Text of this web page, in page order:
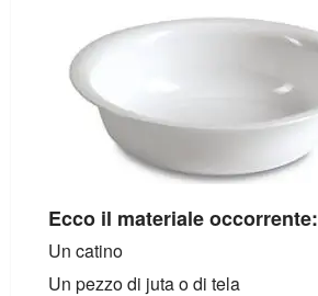
Ecco il materiale occorrente:
Un catino
Un pezzo di juta o di tela